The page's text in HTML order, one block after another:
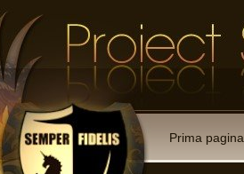
Prima pagina